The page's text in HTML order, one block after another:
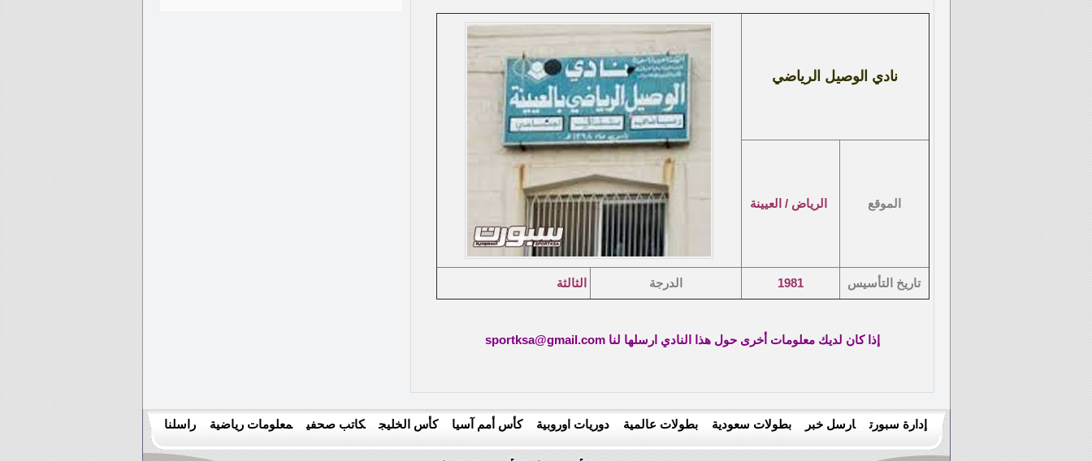
نادي الوصيل الرياضي
الموقع الرياض / العيينة
تاريخ التأسيس 1981 الدرجة الثالثة
إذا كان لديك معلومات أخرى حول هذا النادي ارسلها لنا sportksa@gmail.com
إدارة سبورت ارسل خبر بطولات سعودية بطولات عالمية دوريات اوروبية كأس أمم آسيا كأس الخليج كاتب صحفي معلومات رياضية راسلنا